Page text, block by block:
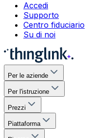
Accedi
Supporto
Centro fiduciario
Su di noi
Per le aziende
Per l'istruzione
Prezzi
Piattaforma